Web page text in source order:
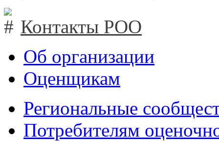
Контакты РОО
Об организации
Оценщикам
Региональные
Потребителям